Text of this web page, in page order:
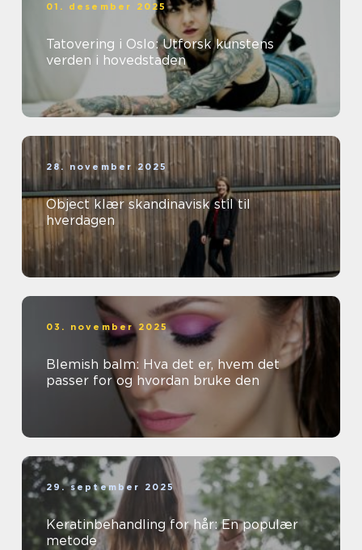
01. desember 2025
Tatovering i Oslo: Utforsk kunstens
verden i hovedstaden
28. november 2025
Object klær skandinavisk stil til
hverdagen
03. november 2025
Blemish balm: Hva det er, hvem det
passer for og hvordan bruke den
29. september 2025
Keratinbehandling for hår: En populær
metode